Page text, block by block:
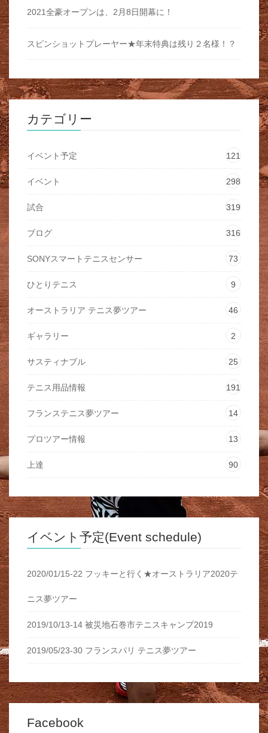
2021全豪オープンは、2月8日開幕に！
スピンショットプレーヤー★年末特典は残り２名様！？
カテゴリー
イベント予定 121
イベント 298
試合 319
ブログ 316
SONYスマートテニスセンサー 73
ひとりテニス 9
オーストラリア テニス夢ツアー 46
ギャラリー 2
サスティナブル 25
テニス用品情報 191
フランステニス夢ツアー 14
プロツアー情報 13
上達 90
イベント予定(Event schedule)
2020/01/15-22 フッキーと行く★オーストラリア2020テ
ニス夢ツアー
2019/10/13-14 被災地石巻市テニスキャンプ2019
2019/05/23-30 フランスパリ テニス夢ツアー
Facebook